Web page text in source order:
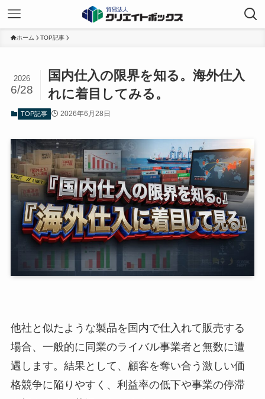
ホーム TOP記事
国内仕入の限界を知る。海外仕入
れに着目してみる。
2026
6/28
TOP記事 2026年6月28日
他社と似たような製品を国内で仕入れて販売する
場合、一般的に同業のライバル事業者と無数に遭
遇します。結果として、顧客を奪い合う激しい価
格競争に陥りやすく、利益率の低下や事業の停滞